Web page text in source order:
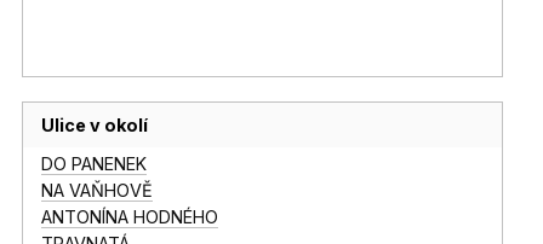
Ulice v okolí
DO PANENEK
NA VAŇHOVĚ
ANTONÍNA HODNÉHO